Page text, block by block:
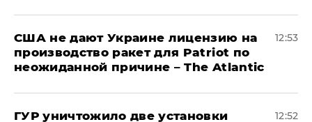
США не дают Украине лицензию на
производство ракет для Patriot по
неожиданной причине – The Atlantic
12:53
ГУР уничтожило две установки
12:52